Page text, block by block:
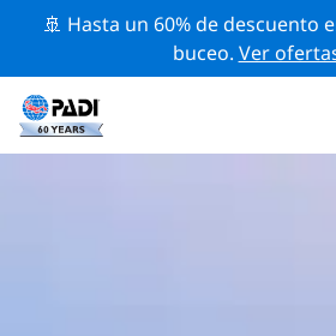
🚢 Hasta un 60% de descuento
buceo. Ver